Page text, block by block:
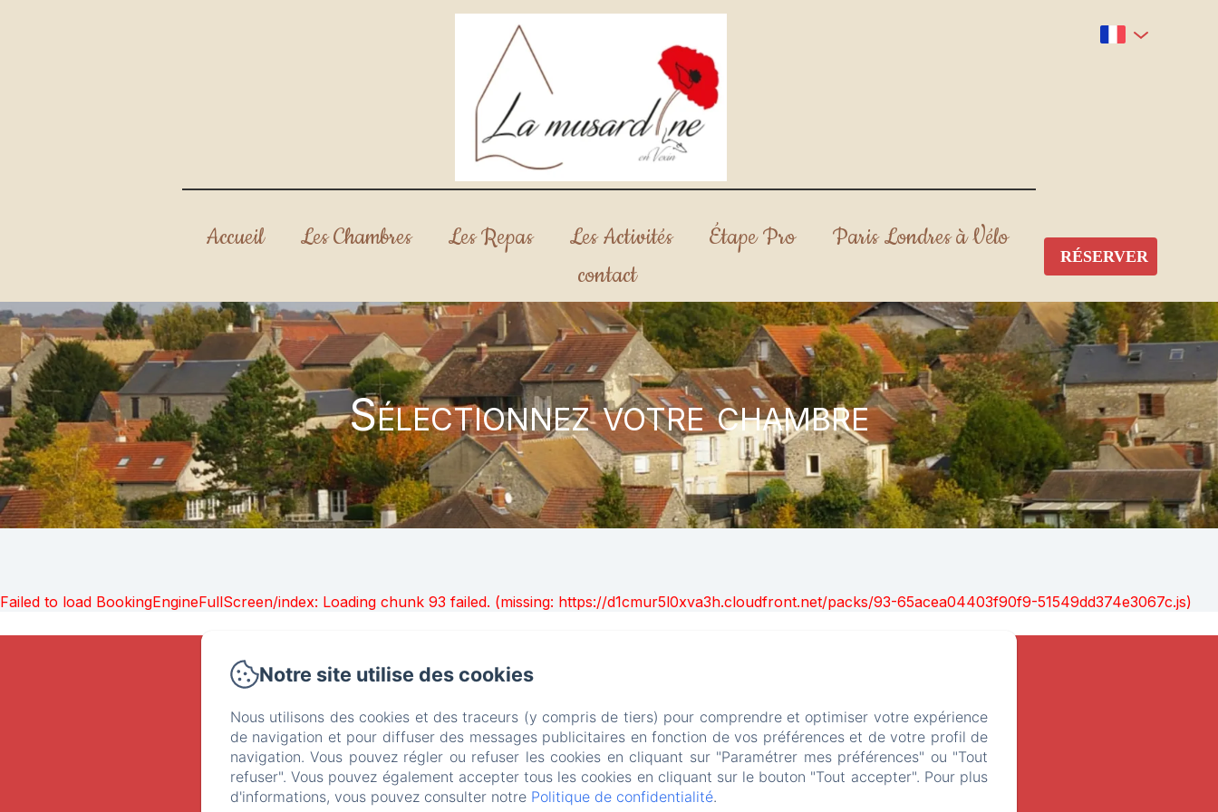
Accueil Les Chambres Les Repas Les Activités Étape Pro
Paris Londres à Vélo
contact
RÉSERVER
Sélectionnez votre chambre
Failed to load BookingEngineFullScreen/index: Loading chunk 93 failed. (missing: https://d1cmur5l0xva3h.cloudfront.net/packs/93-65acea04403f90f9-51549dd374e3067c.js)
27 Rue des Fontaines, Omerville, 95420, France
contact@la-musardine-en-vexin.com
+33 1 30 30 41 24
06 710 510 08
Notre site utilise des cookies
Nous utilisons des cookies et des traceurs (y compris de tiers) pour comprendre et optimiser votre expérience
de navigation et pour diffuser des messages publicitaires en fonction de vos préférences et de votre profil de
navigation. Vous pouvez régler ou refuser les cookies en cliquant sur "Paramétrer mes préférences" ou "Tout
refuser". Vous pouvez également accepter tous les cookies en cliquant sur le bouton "Tout accepter". Pour plus
d'informations, vous pouvez consulter notre Politique de confidentialité.